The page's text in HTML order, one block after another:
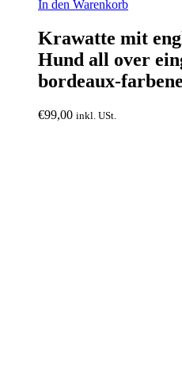
In den Warenkorb
Krawatte mit
Hund all over
bordeaux-
€99,00 inkl. USt.